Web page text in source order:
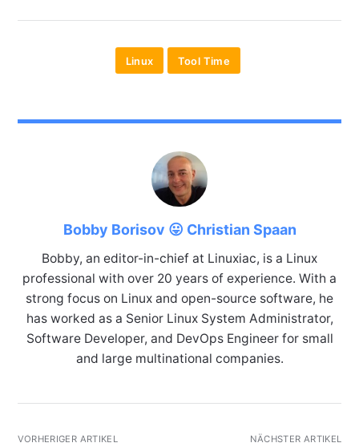
Linux Tool Time
Bobby Borisov 😛 Christian Spaan
Bobby, an editor-in-chief at Linuxiac, is a Linux
professional with over 20 years of experience. With a
strong focus on Linux and open-source software, he
has worked as a Senior Linux System Administrator,
Software Developer, and DevOps Engineer for small
and large multinational companies.
VORHERIGER ARTIKEL NÄCHSTER ARTIKEL